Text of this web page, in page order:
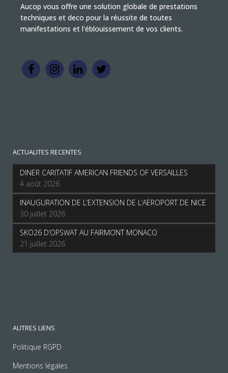
Aucop vous offre une solution globale de prestations
techniques et deco pour la réussite de toutes
manifestations et l'éblouissement de vos clients.
ACTUALITES RECENTES
DINER CARITATIF AMERICAN FRIENDS OF VERSAILLES
4 août 2026
INAUGURATION DE L’EXTENSION DE L’AEROPORT DE NICE
30 juillet 2026
SKO26 D’OPSWAT AU FAIRMONT MONACO
21 juillet 2026
AUTRES LIENS
Politique RGPD
Mentions légales